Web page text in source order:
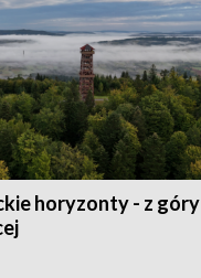
horyzonty - z góry